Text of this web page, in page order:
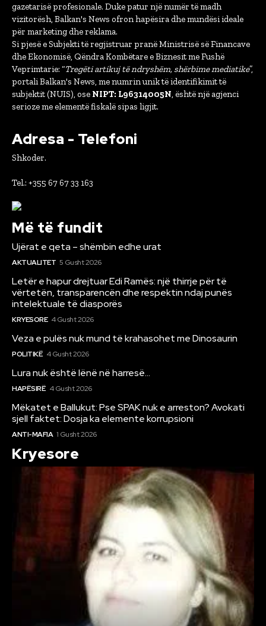
gazetarisë profesionale. Duke patur një numër të madh
vizitorësh, Balkan's News ofron hapësira dhe mundësi ideale
për marketing dhe reklama.
Si pjesë e Subjekti të regjistruar pranë Ministrisë së Financave
dhe Ekonomisë, Qëndra Kombëtare e Biznesit me Fushë
Veprimtarie: “Tregëti artikuj të ndryshëm, shërbime mediatike”,
portali Balkan's News, me numrin unik të identifikimit të
subjektit (NUIS), ose NIPT: L96314005N, është një agjenci
serioze me elementë fiskalë sipas ligjit.
Adresa - Telefoni
Shkoder.
Tel.: +355 67 67 33 163
Më të fundit
Ujërat e qeta – shëmbin edhe urat
AKTUALITET 5 Gusht 2026
Letër e hapur drejtuar Edi Ramës: një thirrje për të
vërtetën, transparencën dhe respektin ndaj punës
intelektuale të diasporës
KRYESORE 4 Gusht 2026
Veza e pulës nuk mund të krahasohet me Dinosaurin
POLITIKË 4 Gusht 2026
Lura nuk është lënë në harresë…
HAPËSIRË 4 Gusht 2026
Mëkatet e Ballukut: Pse SPAK nuk e arreston? Avokati
sjell faktet: Dosja ka elemente korrupsioni
ANTI-MAFIA 1 Gusht 2026
Kryesore